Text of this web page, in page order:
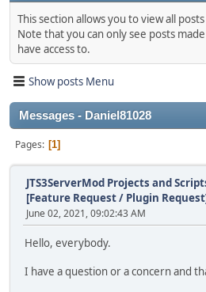
This section allows you to view all
Note that you can only see posts
have access to.
Show posts Menu
Messages - Daniel81028
Pages 1
JTS3ServerMod Projects and
[Feature Request / Plugin
June 02, 2021, 09:02:43 AM
Hello, everybody.
I have a question or a concern and